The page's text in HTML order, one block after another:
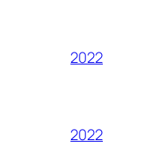
2022
2022